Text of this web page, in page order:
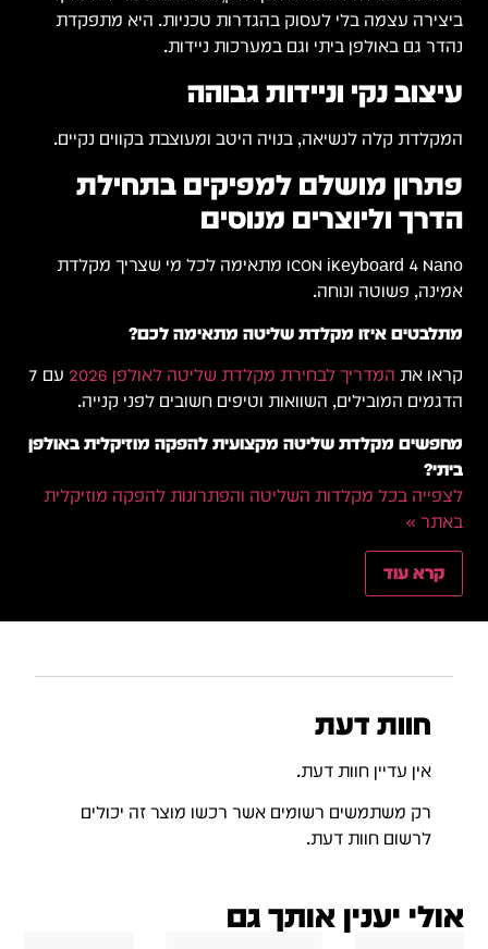
ביצירה עצמה בלי לעסוק בהגדרות טכניות. היא מתפקדת
נהדר גם באולפן ביתי וגם במערכות ניידות.
עיצוב נקי וניידות גבוהה
המקלדת קלה לנשיאה, בנויה היטב ומעוצבת בקווים נקיים.
פתרון מושלם למפיקים בתחילת
הדרך וליוצרים מנוסים
ICON iKeyboard 4 Nano מתאימה לכל מי שצריך מקלדת
אמינה, פשוטה ונוחה.
מתלבטים איזו מקלדת שליטה מתאימה לכם?
קראו את המדריך לבחירת מקלדת שליטה לאולפן 2026
עם 7
הדגמים המובילים, השוואות וטיפים חשובים לפני קנייה.
מחפשים מקלדת שליטה מקצועית להפקה מוזיקלית באולפן
ביתי?
לצפייה בכל מקלדות השליטה והפתרונות להפקה מוזיקלית
באתר »
קרא עוד
חוות דעת
אין עדיין חוות דעת.
רק משתמשים רשומים אשר רכשו מוצר זה יכולים
לרשום חוות דעת.
אולי יענין אותך גם